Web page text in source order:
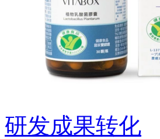
研发成果转化